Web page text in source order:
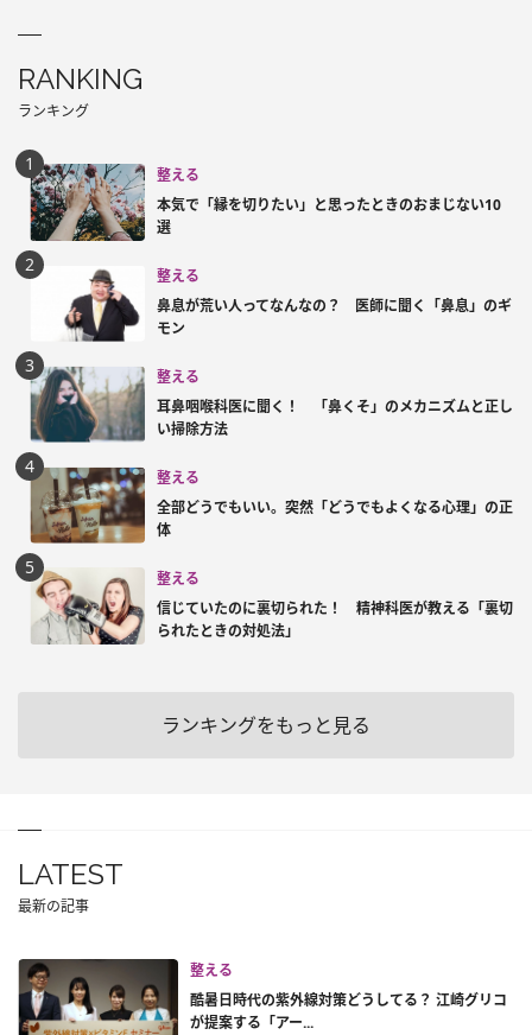
RANKING
ランキング
整える
本気で「縁を切りたい」と思ったときのおまじない10
選
整える
鼻息が荒い人ってなんなの？ 医師に聞く「鼻息」のギ
モン
整える
耳鼻咽喉科医に聞く！ 「鼻くそ」のメカニズムと正し
い掃除方法
整える
全部どうでもいい。突然「どうでもよくなる心理」の正
体
整える
信じていたのに裏切られた！ 精神科医が教える「裏切
られたときの対処法」
ランキングをもっと見る
LATEST
最新の記事
整える
酷暑日時代の紫外線対策どうしてる？ 江崎グリコ
が提案する「アー...